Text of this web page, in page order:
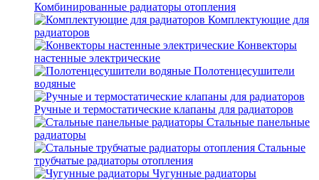
Комбинированные радиаторы отопления
Комплектующие для
радиаторов
Конвекторы
настенные электрические
Полотенцесушители
водяные
Ручные и термостатические клапаны для радиаторов
Стальные панельные
радиаторы
Стальные
трубчатые радиаторы отопления
Чугунные радиаторы